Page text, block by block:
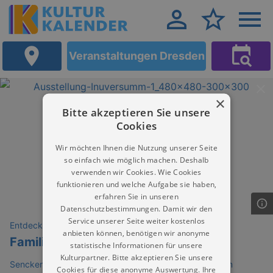
Veranstaltungen Dresden
Entdeckungen
Familienführung iNUVERSUMM
Senckenberg Naturhistorische Sammlungen Dresden im
×
Bitte akzeptieren Sie unsere
Cookies
Wir möchten Ihnen die Nutzung unserer Seite
so einfach wie möglich machen. Deshalb
verwenden wir Cookies. Wie Cookies
funktionieren und welche Aufgabe sie haben,
erfahren Sie in unseren
Datenschutzbestimmungen. Damit wir den
Service unserer Seite weiter kostenlos
anbieten können, benötigen wir anonyme
statistische Informationen für unsere
Kulturpartner. Bitte akzeptieren Sie unsere
Cookies für diese anonyme Auswertung. Ihre